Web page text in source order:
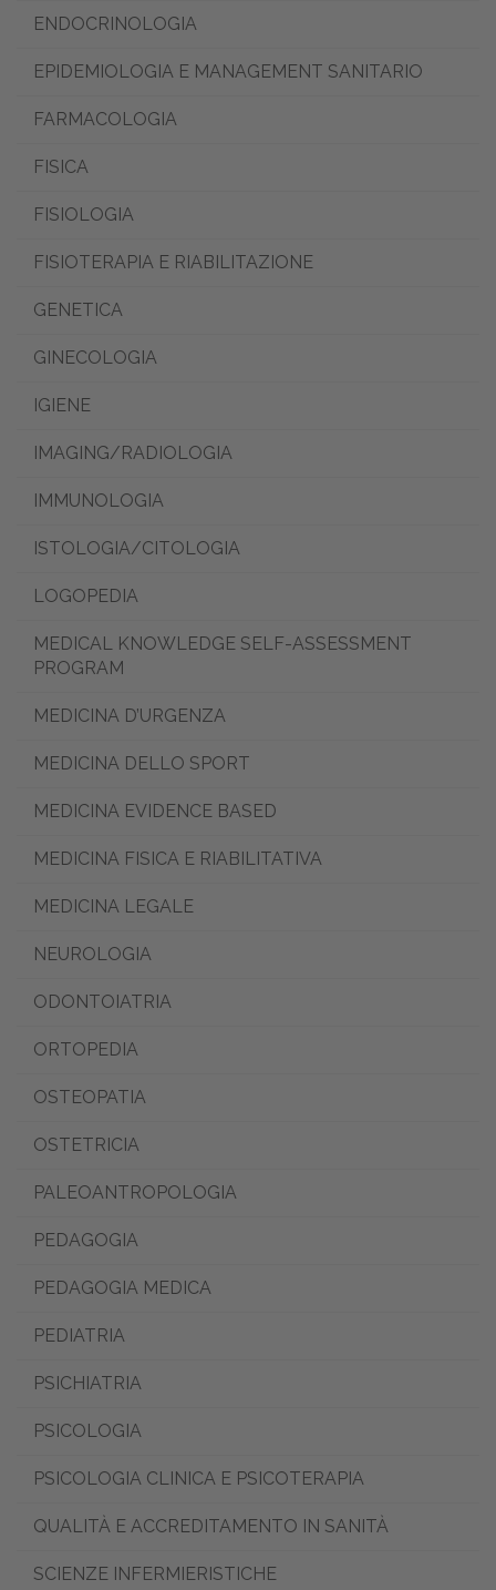
ENDOCRINOLOGIA
EPIDEMIOLOGIA E MANAGEMENT SANITARIO
FARMACOLOGIA
FISICA
FISIOLOGIA
FISIOTERAPIA E RIABILITAZIONE
GENETICA
GINECOLOGIA
IGIENE
IMAGING/RADIOLOGIA
IMMUNOLOGIA
ISTOLOGIA/CITOLOGIA
LOGOPEDIA
MEDICAL KNOWLEDGE SELF-ASSESSMENT
PROGRAM
MEDICINA D’URGENZA
MEDICINA DELLO SPORT
MEDICINA EVIDENCE BASED
MEDICINA FISICA E RIABILITATIVA
MEDICINA LEGALE
NEUROLOGIA
ODONTOIATRIA
ORTOPEDIA
OSTEOPATIA
OSTETRICIA
PALEOANTROPOLOGIA
PEDAGOGIA
PEDAGOGIA MEDICA
PEDIATRIA
PSICHIATRIA
PSICOLOGIA
PSICOLOGIA CLINICA E PSICOTERAPIA
QUALITÀ E ACCREDITAMENTO IN SANITÀ
SCIENZE INFERMIERISTICHE